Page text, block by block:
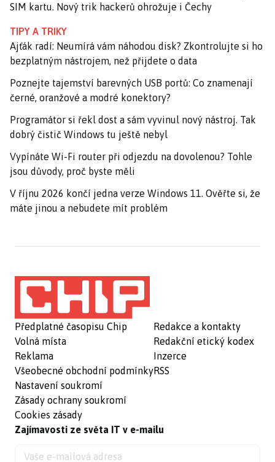
SIM kartu. Nový trik hackerů ohrožuje i Čechy
TIPY A TRIKY
Ajťák radí: Neumírá vám náhodou disk? Zkontrolujte si ho
bezplatným nástrojem, než přijdete o data
Poznejte tajemství barevných USB portů: Co znamenají
černé, oranžové a modré konektory?
Programátor si řekl dost a sám vyvinul nový nástroj. Tak
dobrý čistič Windows tu ještě nebyl
Vypínáte Wi-Fi router při odjezdu na dovolenou? Tohle
jsou důvody, proč byste měli
V říjnu 2026 končí jedna verze Windows 11. Ověřte si, že
máte jinou a nebudete mít problém
Předplatné časopisu Chip
Volná místa
Reklama
Všeobecné obchodní podmínky
Nastavení soukromí
Zásady ochrany soukromí
Cookies zásady
Redakce a kontakty
Redakční etický kodex
Inzerce
RSS
Zajímavosti ze světa IT v e-mailu